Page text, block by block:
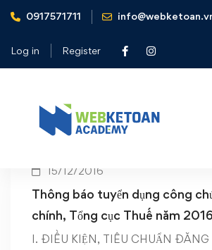
0917571711
Log in Register
Home Bộ Tài chính
Tag: Bộ Tài
15/12/2016
Thông báo tuyển dụng công
chính, Tổng cục Thuế năm 2016
I. ĐIỀU KIỆN, TIÊU CHUẨN ĐĂNG